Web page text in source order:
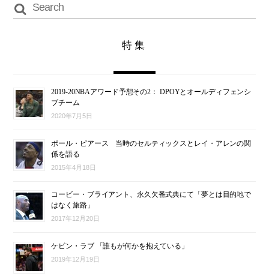
特集
2019-20NBAアワード予想その2： DPOYとオールディフェンシ
ブチーム
2020年7月5日
ポール・ピアース 当時のセルティックスとレイ・アレンの関
係を語る
2015年4月18日
コービー・ブライアント、永久欠番式典にて「夢とは目的地で
はなく旅路」
2017年12月20日
ケビン・ラブ 「誰もが何かを抱えている」
2019年12月19日